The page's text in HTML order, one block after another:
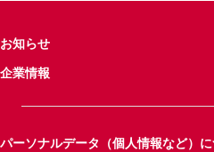
お知らせ
企業情報
パーソナルデータ（個人情報など）